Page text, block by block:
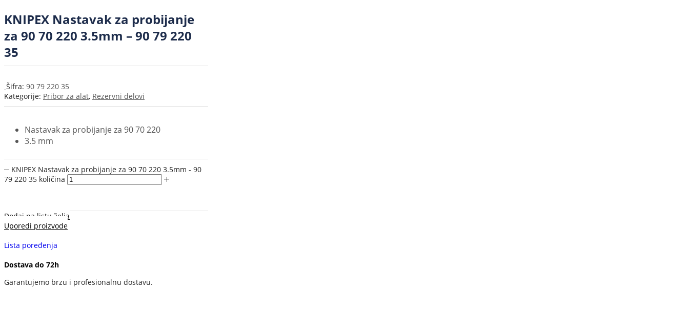
KNIPEX Nastavak za probijanje
za 90 70 220 3.5mm – 90 79 220
35
Šifra: 90 79 220 35
Kategorije: Pribor za alat, Rezervni delovi
Nastavak za probijanje za 90 70 220
3.5 mm
KNIPEX Nastavak za probijanje za 90 70 220 3.5mm - 90
79 220 35 količina
Dodaj na listu želja
Uporedi proizvode
Lista poređenja
Dostava do 72h
Garantujemo brzu i profesionalnu dostavu.